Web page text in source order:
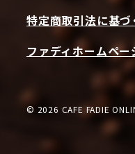
特定商取引法に基づ
ファディホームペー
© 2026 CAFE FADIE